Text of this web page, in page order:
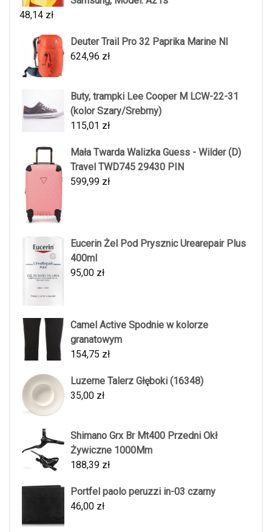
48,14 zł
Deuter Trail Pro 32 Paprika Marine Nl
624,96 zł
Buty, trampki Lee Cooper M LCW-22-31
(kolor Szary/Srebrny)
115,01 zł
Mała Twarda Walizka Guess - Wilder (D)
Travel TWD745 29430 PIN
599,99 zł
Eucerin Żel Pod Prysznic Urearepair Plus
400ml
95,00 zł
Camel Active Spodnie w kolorze
granatowym
154,75 zł
Luzerne Talerz Głęboki (16348)
35,00 zł
Shimano Grx Br Mt400 Przedni Okł
Żywiczne 1000Mm
188,39 zł
Portfel paolo peruzzi in-03 czarny
46,00 zł